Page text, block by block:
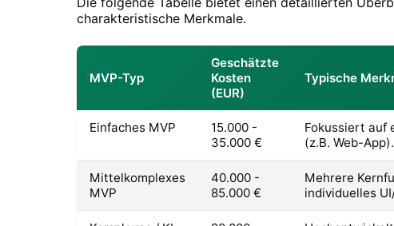
charakteristische Merkmale.
MVP-Typ
Geschätzte
Kosten
(EUR)
Typische
Einfaches MVP
15.000 -
35.000 €
Fokussiert auf
(z.B. Web-App).
Mittelkomplexes
MVP
40.000 -
85.000 €
Mehrere
individuelles